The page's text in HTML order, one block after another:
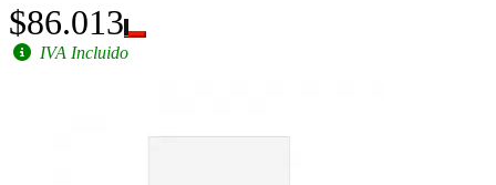
$86.013
IVA Incluido